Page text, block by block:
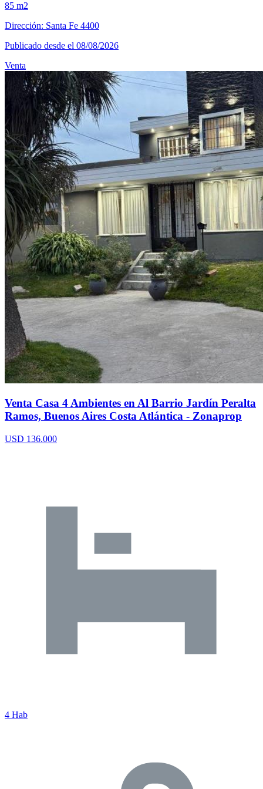
85 m2
Dirección: Santa Fe 4400
Publicado desde el 08/08/2026
Venta
Venta Casa 4 Ambientes en Al Barrio Jardín Peralta
Ramos, Buenos Aires Costa Atlántica - Zonaprop
USD 136.000
4 Hab